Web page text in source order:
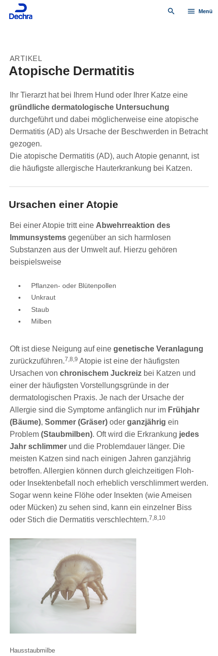
search menu Menü
ARTIKEL
Atopische Dermatitis
Ihr Tierarzt hat bei Ihrem Hund oder Ihrer Katze eine
gründliche dermatologische Untersuchung
durchgeführt und dabei möglicherweise eine atopische
Dermatitis (AD) als Ursache der Beschwerden in Betracht
gezogen.
Die atopische Dermatitis (AD), auch Atopie genannt, ist
die häufigste allergische Hauterkrankung bei Katzen.
Ursachen einer Atopie
Bei einer Atopie tritt eine Abwehrreaktion des
Immunsystemsgegenüber an sich harmlosen
Substanzen aus der Umwelt auf. Hierzu gehören
beispielsweise
Pflanzen- oder Blütenpollen
Unkraut
Staub
Milben
Oft ist diese Neigung auf eine genetische Veranlagung
zurückzuführen.7,8,9 Atopie ist eine der häufigsten
Ursachen von chronischem Juckreiz bei Katzen und
einer der häufigsten Vorstellungsgründe in der
dermatologischen Praxis. Je nach der Ursache der
Allergie sind die Symptome anfänglich nur im Frühjahr
(Bäume), Sommer (Gräser)oder ganzjährig ein
Problem (Staubmilben). Oft wird die Erkrankung jedes
Jahr schlimmerund die Problemdauer länger. Die
meisten Katzen sind nach einigen Jahren ganzjährig
betroffen. Allergien können durch gleichzeitigen Floh-
oder Insektenbefall noch erheblich verschlimmert werden.
Sogar wenn keine Flöhe oder Insekten (wie Ameisen
oder Mücken) zu sehen sind, kann ein einzelner Biss
oder Stich die Dermatitis verschlechtern.7,8,10
Hausstaubmilbe